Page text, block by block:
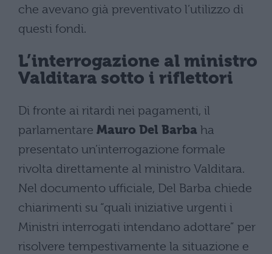
che avevano già preventivato l’utilizzo di
questi fondi.
L’interrogazione al ministro
Valditara sotto i riflettori
Di fronte ai ritardi nei pagamenti, il
parlamentare Mauro Del Barba ha
presentato un’interrogazione formale
rivolta direttamente al ministro Valditara.
Nel documento ufficiale, Del Barba chiede
chiarimenti su “quali iniziative urgenti i
Ministri interrogati intendano adottare” per
risolvere tempestivamente la situazione e